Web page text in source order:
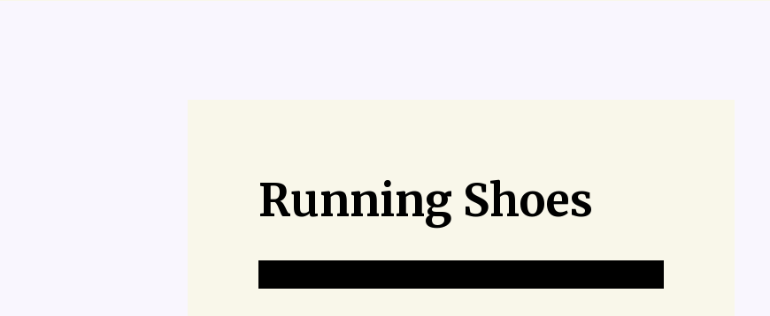
Running Shoes